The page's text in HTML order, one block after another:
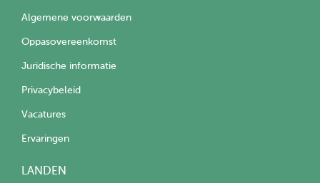
Algemene voorwaarden
Oppasovereenkomst
Juridische informatie
Privacybeleid
Vacatures
Ervaringen
LANDEN